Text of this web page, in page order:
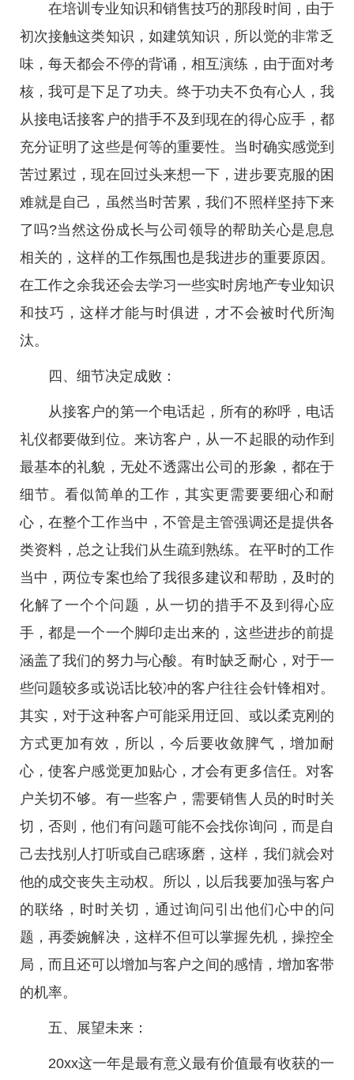
在培训专业知识和销售技巧的那段时间，由于
初次接触这类知识，如建筑知识，所以觉的非常乏
味，每天都会不停的背诵，相互演练，由于面对考
核，我可是下足了功夫。终于功夫不负有心人，我
从接电话接客户的措手不及到现在的得心应手，都
充分证明了这些是何等的重要性。当时确实感觉到
苦过累过，现在回过头来想一下，进步要克服的困
难就是自己，虽然当时苦累，我们不照样坚持下来
了吗?当然这份成长与公司领导的帮助关心是息息
相关的，这样的工作氛围也是我进步的重要原因。
在工作之余我还会去学习一些实时房地产专业知识
和技巧，这样才能与时俱进，才不会被时代所淘
汰。
四、细节决定成败：
从接客户的第一个电话起，所有的称呼，电话
礼仪都要做到位。来访客户，从一不起眼的动作到
最基本的礼貌，无处不透露出公司的形象，都在于
细节。看似简单的工作，其实更需要要细心和耐
心，在整个工作当中，不管是主管强调还是提供各
类资料，总之让我们从生疏到熟练。在平时的工作
当中，两位专案也给了我很多建议和帮助，及时的
化解了一个个问题，从一切的措手不及到得心应
手，都是一个一个脚印走出来的，这些进步的前提
涵盖了我们的努力与心酸。有时缺乏耐心，对于一
些问题较多或说话比较冲的客户往往会针锋相对。
其实，对于这种客户可能采用迂回、或以柔克刚的
方式更加有效，所以，今后要收敛脾气，增加耐
心，使客户感觉更加贴心，才会有更多信任。对客
户关切不够。有一些客户，需要销售人员的时时关
切，否则，他们有问题可能不会找你询问，而是自
己去找别人打听或自己瞎琢磨，这样，我们就会对
他的成交丧失主动权。所以，以后我要加强与客户
的联络，时时关切，通过询问引出他们心中的问
题，再委婉解决，这样不但可以掌握先机，操控全
局，而且还可以增加与客户之间的感情，增加客带
的机率。
五、展望未来：
20xx这一年是最有意义最有价值最有收获的一